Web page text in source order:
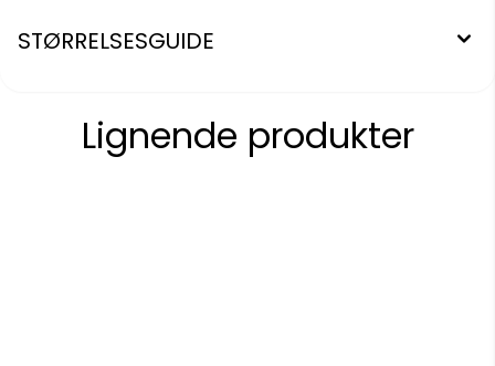
STØRRELSESGUIDE
Lignende produkter